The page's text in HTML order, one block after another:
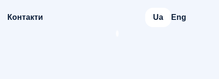
Контакти Ua Eng